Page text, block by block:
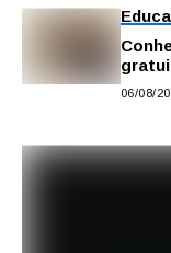
para
06/08/